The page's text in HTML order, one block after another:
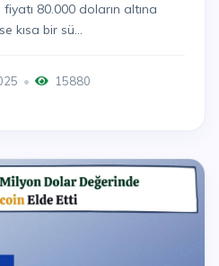
80.000 doların altına
kısa bir sü...
15880